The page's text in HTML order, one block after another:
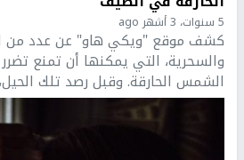
5 سنوات، 3 أشهر ago
كشف موقع "ويكي هاو" عن عدد من
والسحرية، التي يمكنها أن تمنع
الشمس الحارقة. وقبل رصد تلك